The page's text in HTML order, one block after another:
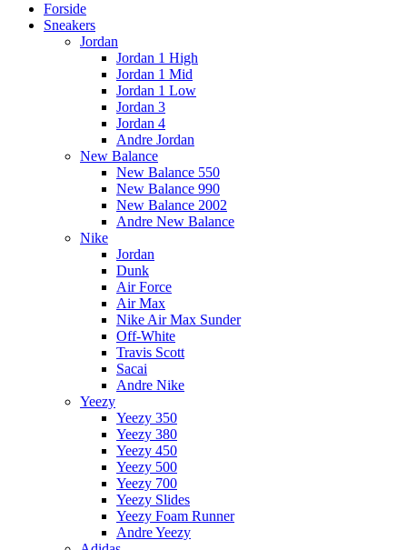
Forside
Sneakers
Jordan
Jordan 1 High
Jordan 1 Mid
Jordan 1 Low
Jordan 3
Jordan 4
Andre Jordan
New Balance
New Balance 550
New Balance 990
New Balance 2002
Andre New Balance
Nike
Jordan
Dunk
Air Force
Air Max
Nike Air Max Sunder
Off-White
Travis Scott
Sacai
Andre Nike
Yeezy
Yeezy 350
Yeezy 380
Yeezy 450
Yeezy 500
Yeezy 700
Yeezy Slides
Yeezy Foam Runner
Andre Yeezy